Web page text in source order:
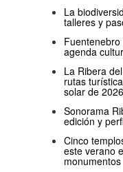
La
talleres y
agenda
La Ribera
rutas
solar de 2026
Sonorama
edición y
Cinco
este verano
monumentos